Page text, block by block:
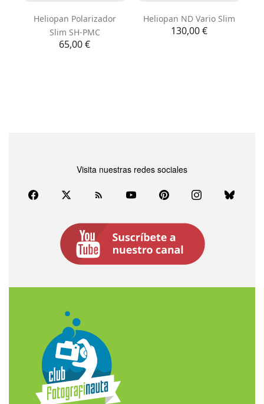
Heliopan Polarizador
Slim SH-PMC
Precio
65,00 €
Heliopan ND Vario Slim
Precio
130,00 €
Visita nuestras redes sociales
FacebookTwitter Rss YouTubePinterestInstagramBluesky